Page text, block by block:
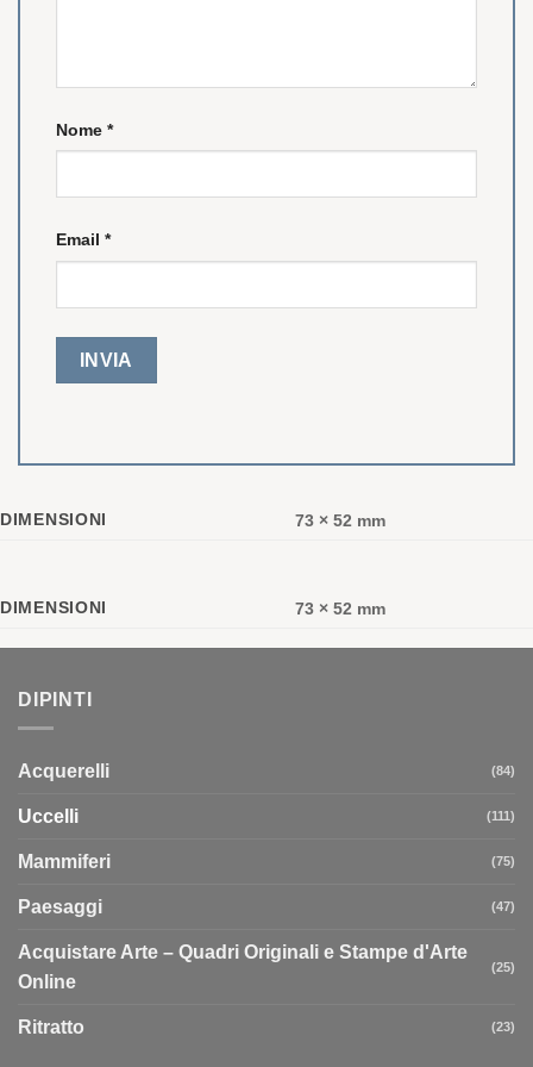
Nome *
Email *
DIMENSIONI 73 × 52 mm
DIMENSIONI 73 × 52 mm
DIPINTI
Acquerelli (84)
Uccelli (111)
Mammiferi (75)
Paesaggi (47)
Acquistare Arte – Quadri Originali e Stampe d'Arte
Online
(25)
Ritratto (23)